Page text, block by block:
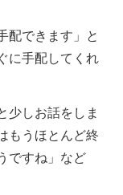
配できます」と
に手配してくれ
少しお話をしま
もうほとんど終
ですね」など